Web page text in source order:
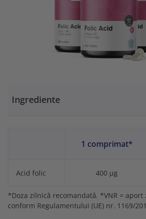
Ingrediente
1 comprimat*
Acid folic 400 µg
*Doza zilnică recomandată. *VNR =
conform Regulamentului (UE) nr. 1169/